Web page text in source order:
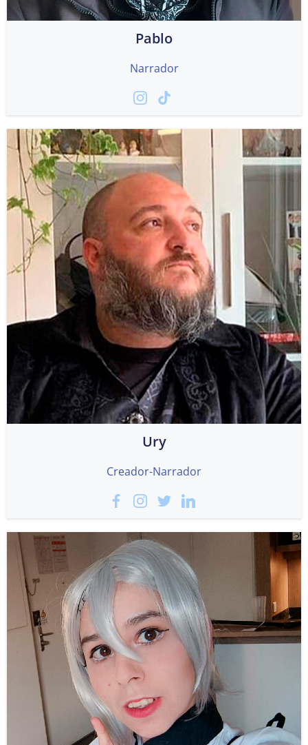
Pablo
Narrador
Ury
Creador-Narrador